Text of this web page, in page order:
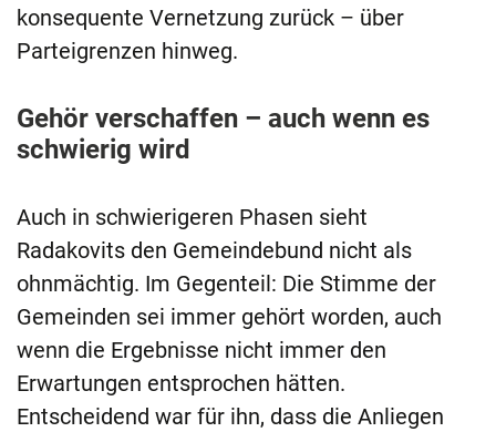
konsequente Vernetzung zurück – über
Parteigrenzen hinweg.
Gehör verschaffen – auch wenn es
schwierig wird
Auch in schwierigeren Phasen sieht
Radakovits den Gemeindebund nicht als
ohnmächtig. Im Gegenteil: Die Stimme der
Gemeinden sei immer gehört worden, auch
wenn die Ergebnisse nicht immer den
Erwartungen entsprochen hätten.
Entscheidend war für ihn, dass die Anliegen